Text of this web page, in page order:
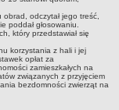
stałego
odczytał jego treść,
poddał głosowaniu.
który przedstawiał się
korzystania z hali i jej
opłat za
zamieszkałych na
związanych z przyjęciem
bezdomności zwierząt na